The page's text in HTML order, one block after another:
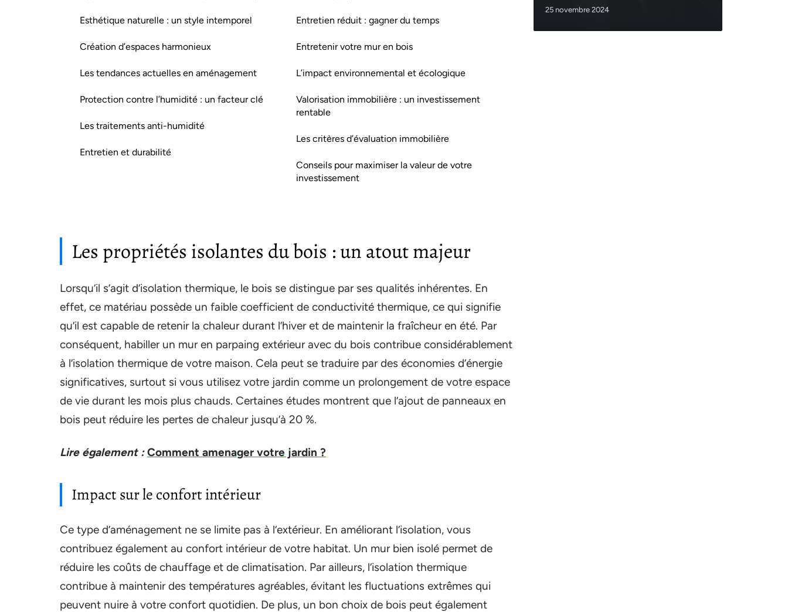
Esthétique naturelle : un style intemporel
Création d’espaces harmonieux
Les tendances actuelles en aménagement
Protection contre l’humidité : un facteur clé
Les traitements anti-humidité
Entretien et durabilité
Entretien réduit : gagner du temps
Entretenir votre mur en bois
L’impact environnemental et écologique
Valorisation immobilière : un investissement
rentable
Les critères d’évaluation immobilière
Conseils pour maximiser la valeur de votre
investissement
Les propriétés isolantes du bois : un atout majeur
Lorsqu’il s’agit d’isolation thermique, le bois se distingue par ses qualités inhérentes. En
effet, ce matériau possède un faible coefficient de conductivité thermique, ce qui signifie
qu’il est capable de retenir la chaleur durant l’hiver et de maintenir la fraîcheur en été. Par
conséquent, habiller un mur en parpaing extérieur avec du bois contribue considérablement
à l’isolation thermique de votre maison. Cela peut se traduire par des économies d’énergie
significatives, surtout si vous utilisez votre jardin comme un prolongement de votre espace
de vie durant les mois plus chauds. Certaines études montrent que l’ajout de panneaux en
bois peut réduire les pertes de chaleur jusqu’à 20 %.
Lire également : Comment amenager votre jardin ?
Impact sur le confort intérieur
Ce type d’aménagement ne se limite pas à l’extérieur. En améliorant l’isolation, vous
contribuez également au confort intérieur de votre habitat. Un mur bien isolé permet de
réduire les coûts de chauffage et de climatisation. Par ailleurs, l’isolation thermique
contribue à maintenir des températures agréables, évitant les fluctuations extrêmes qui
peuvent nuire à votre confort quotidien. De plus, un bon choix de bois peut également
25 novembre 2024